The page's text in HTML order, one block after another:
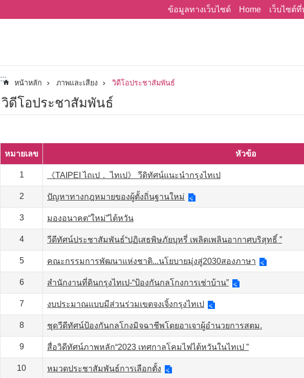
ข้อมูลทางเว็บไซด์ Home เว็บไซต์ที่
::: หน้าหลัก ภาพและเสียง วิดีโอประชาสัมพันธ์
วิดีโอประชาสัมพันธ์
หมายเลข หัวข้อ
1 《TAIPEI ไถเป． ไทเป》 วีดิทัศน์แนะนำกรุงไทเป
2 ปัญหาทางกฎหมายของผู้ตั้งถิ่นฐานใหม่
3 มองอนาคต“ใหม่”ไต้หวัน
4 วีดีทัศน์ประชาสัมพันธ์“ปฏิเสธพิษภัยบุหรี่ เพลิดเพลินอากาศบริสุทธิ์ ”
5 คณะกรรมการพัฒนาแห่งชาติ...นโยบายมุ่งสู่2030สองภาษา
6 สำนักงานที่ดินกรุงไทเป-“ป้องกันกลโกงการเช่าบ้าน”
7 งบประมาณแบบมีส่วนร่วมเขตจงเจิ้งกรุงไทเป
8 ชุดวีดีทัศน์ป้องกันกลโกงมิจฉาชีพโดยอาเจาผู้อำนวยการสตม.
9 สื่อวิดีทัศน์ภาพหลัก“2023 เทศกาลโคมไฟไต้หวันในไทเป ”
10 หมวดประชาสัมพันธ์การเลือกตั้ง